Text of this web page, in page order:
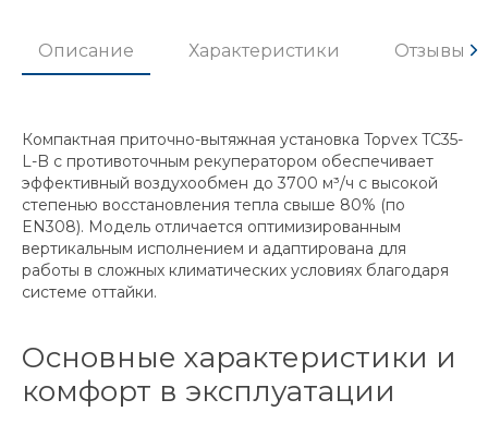
Описание Характеристики Отзывы
Компактная приточно-вытяжная установка Topvex TC35-
L-B с противоточным рекуператором обеспечивает
эффективный воздухообмен до 3700 м³/ч с высокой
степенью восстановления тепла свыше 80% (по
EN308). Модель отличается оптимизированным
вертикальным исполнением и адаптирована для
работы в сложных климатических условиях благодаря
системе оттайки.
Основные характеристики и
комфорт в эксплуатации